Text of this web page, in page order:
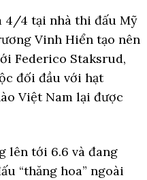
4/4 tại nhà thi đấu Mỹ
Vinh Hiển tạo nên
Federico Staksrud,
đối đầu với hạt
Việt Nam lại được
lên tới 6.6 và đang
“thăng hoa” ngoài